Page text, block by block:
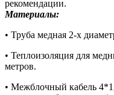
рекомендации.
Материалы:
• Труба медная 2-х
• Теплоизоляция для
метров.
• Межблочный кабель